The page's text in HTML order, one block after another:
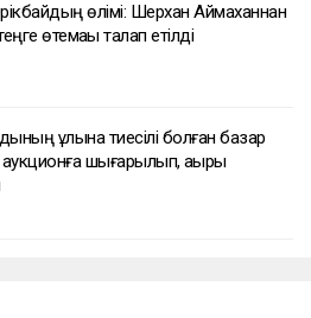
өлімі: Шерхан Аймаханнан
өтемақы талап етілді
ұлына тиесілі болған базар
шығарылып, ақыры